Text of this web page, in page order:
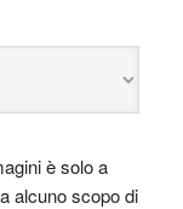
è solo a
alcuno scopo di